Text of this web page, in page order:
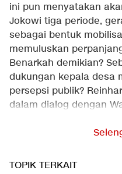
ini pun menyatakan
Jokowi tiga periode,
sebagai bentuk
memuluskan
Benarkah demikian?
dukungan kepala desa
persepsi publik?
dalam dialog dengan
(Wamendes PDTT),
Satrio
TOPIK TERKAIT